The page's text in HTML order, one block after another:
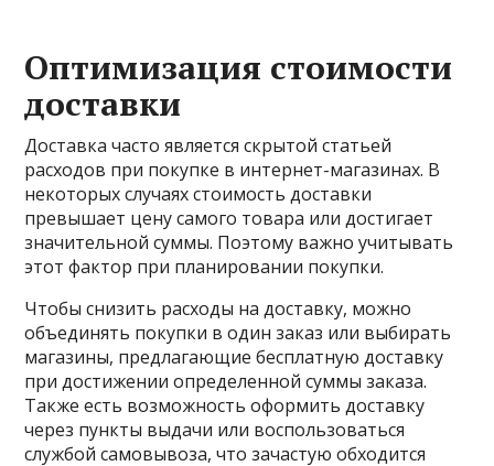
Оптимизация стоимости
доставки
Доставка часто является скрытой статьей
расходов при покупке в интернет-магазинах. В
некоторых случаях стоимость доставки
превышает цену самого товара или достигает
значительной суммы. Поэтому важно учитывать
этот фактор при планировании покупки.
Чтобы снизить расходы на доставку, можно
объединять покупки в один заказ или выбирать
магазины, предлагающие бесплатную доставку
при достижении определенной суммы заказа.
Также есть возможность оформить доставку
через пункты выдачи или воспользоваться
службой самовывоза, что зачастую обходится